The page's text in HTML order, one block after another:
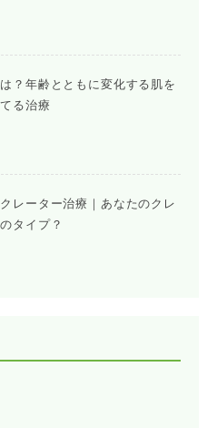
？年齢とともに変化する肌を
る治療
レーター治療｜あなたのクレ
タイプ？